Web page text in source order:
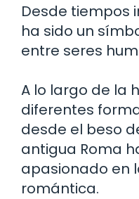
Desde tiempos
ha sido un
entre seres
A lo largo de la
diferentes
desde el beso
antigua Roma
apasionado en
romántica.